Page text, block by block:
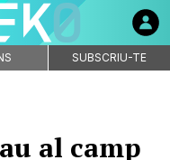
SUBSCRIU-TE
al camp